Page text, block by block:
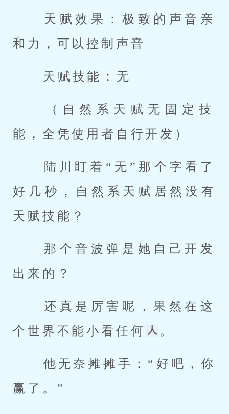
和力，可以控制声音
天赋技能：无
能，全凭使用者自行开发）
好几秒，自然系天赋居然没有
天赋技能？
出来的？
个世界不能小看任何
。
赢了。”